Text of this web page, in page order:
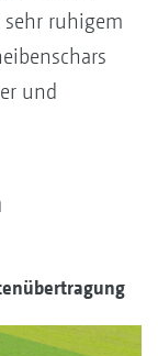
sehr ruhigem
und